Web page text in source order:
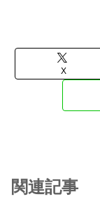
X
関連記事